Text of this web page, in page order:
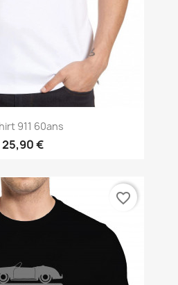
911 60ans
25,90 €
favorite_border